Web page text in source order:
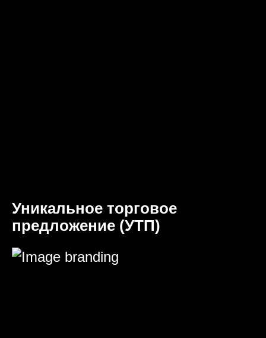
Уникальное торговое
предложение (УТП)